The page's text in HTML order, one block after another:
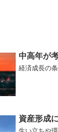
中高年が
経済成長の
資産形成